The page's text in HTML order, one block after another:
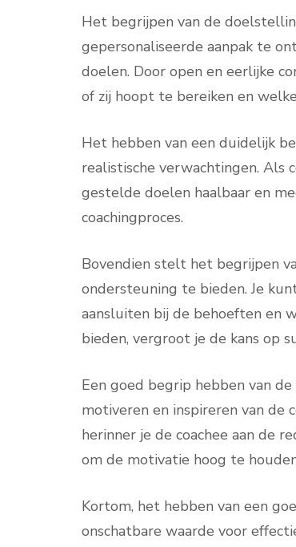
Het begrijpen van de
gepersonaliseerde aanpak te
doelen. Door open en eerlijke
of zij hoopt te bereiken en
Het hebben van een duidelijk
realistische verwachtingen. Als
gestelde doelen haalbaar en
coachingproces.
Bovendien stelt het begrijpen
ondersteuning te bieden. Je
aansluiten bij de behoeften en
bieden, vergroot je de kans op
Een goed begrip hebben van
motiveren en inspireren van de
herinner je de coachee aan de
om de motivatie hoog te
Kortom, het hebben van een
onschatbare waarde voor